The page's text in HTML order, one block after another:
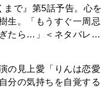
まで』第5話予告。心を
生。「もうすぐ一周忌
たら…」＜ネタバレあ
の見上愛「りんは恋愛
分の気持ちを自覚する